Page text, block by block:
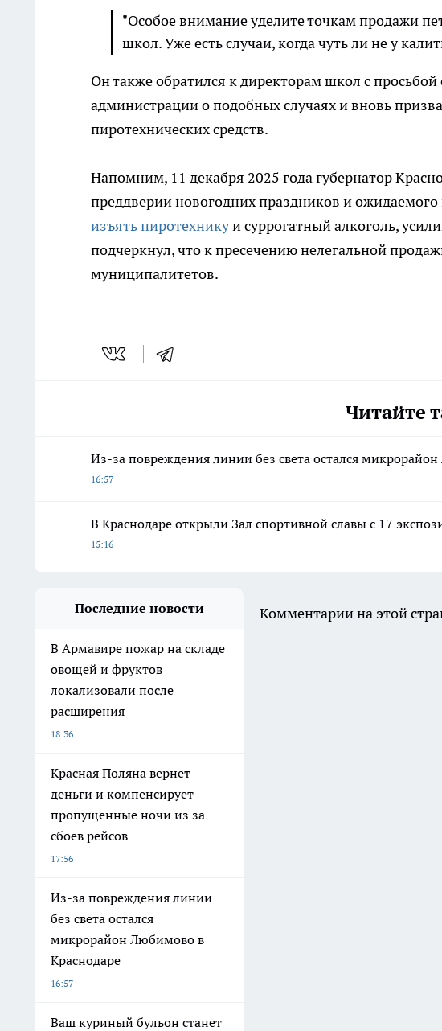
"Особое внимание уделите точкам продажи
школ. Уже есть случаи, когда чуть ли не у
Он также обратился к директорам школ с
администрации о подобных случаях и вновь
пиротехнических средств.
Напомним, 11 декабря 2025 года губернатор
преддверии новогодних праздников и
изъять пиротехникуи суррогатный алкоголь,
подчеркнул, что к пресечению нелегальной
муниципалитетов.
Читайте
Из-за повреждения линии без света остался
16:57
В Краснодаре открыли Зал спортивной славы с 17
15:16
Последние новости
В Армавире пожар на складе
овощей и фруктов
локализовали после
расширения
18:36
Красная Поляна вернет
деньги и компенсирует
пропущенные ночи из за
сбоев рейсов
17:56
Из-за повреждения линии
без света остался
микрорайон Любимово в
Краснодаре
16:57
Ваш куриный бульон станет
Комментарии на этой